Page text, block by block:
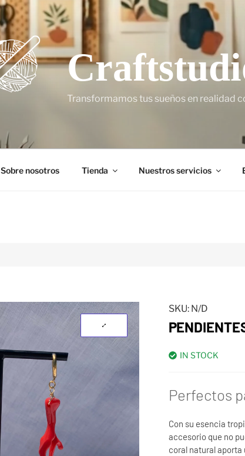
Transformamos tus sueños en realidad
Sobre nosotros Tienda Nuestros servicios
SKU: N/D
IN STOCK
Perfectos
Con su esencia
accesorio que no
coral natural